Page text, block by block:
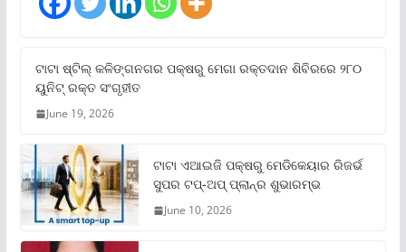
ଟାଟା ଷ୍ଟିଲ୍‌ କଳିଙ୍ଗନଗର ପକ୍ଷରୁ ମେଗା ରକ୍ତଦାନ ଶିବିରରେ ୨୮୦
ୟୁନିଟ୍‌ ରକ୍ତ ସଂଗୃହୀତ
June 19, 2026
ଟାଟା ଏଆଇଜି ପକ୍ଷରୁ ମେଡିକେୟାର ରିଜର୍ଭ
ସୁପର ଟପ୍‌-ଅପ୍ ପ୍ଲାନ୍‌ର ଶୁଭାରମ୍ଭ
June 10, 2026